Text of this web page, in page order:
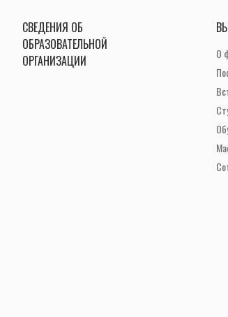
СВЕДЕНИЯ ОБ
ОБРАЗОВАТЕЛЬНОЙ
ОРГАНИЗАЦИИ
О